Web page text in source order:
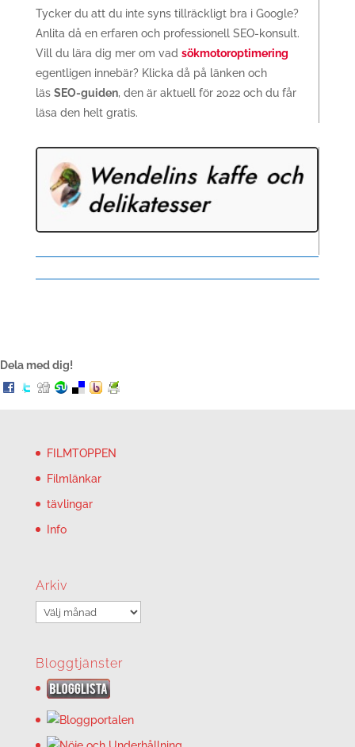
Tycker du att du inte syns tillräckligt bra i Google?
Anlita då en erfaren och professionell SEO-konsult.
Vill du lära dig mer om vad sökmotoroptimering
egentligen innebär? Klicka då på länken och
läs SEO-guiden, den är aktuell för 2022 och du får
läsa den helt gratis.
Dela med dig!
FILMTOPPEN
Filmlänkar
tävlingar
Info
Arkiv
Arkiv
Bloggtjänster